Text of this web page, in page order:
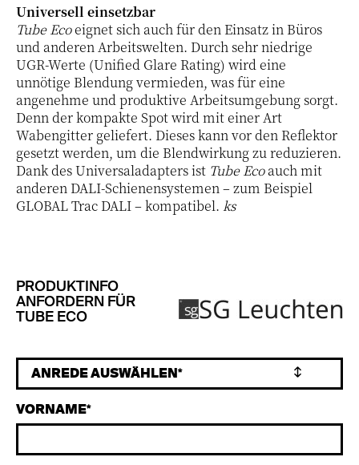
Universell einsetzbar
Tube Ecoeignet sich auch für den Einsatz in Büros
und anderen Arbeitswelten. Durch sehr niedrige
UGR-Werte (Unified Glare Rating) wird eine
unnötige Blendung vermieden, was für eine
angenehme und produktive Arbeitsumgebung sorgt.
Denn der kompakte Spot wird mit einer Art
Wabengitter geliefert. Dieses kann vor den Reflektor
gesetzt werden, um die Blendwirkung zu reduzieren.
Dank des Universaladapters ist Tube Ecoauch mit
anderen DALI-Schienensystemen – zum Beispiel
GLOBAL Trac DALI – kompatibel. ks
PRODUKTINFO
ANFORDERN FÜR
TUBE ECO
VORNAME